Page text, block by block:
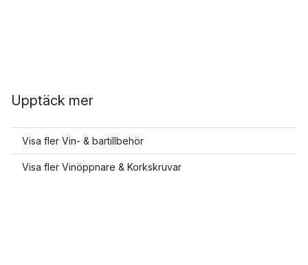
Upptäck mer
Visa fler Vin- & bartillbehör
Visa fler Vinöppnare & Korkskruvar